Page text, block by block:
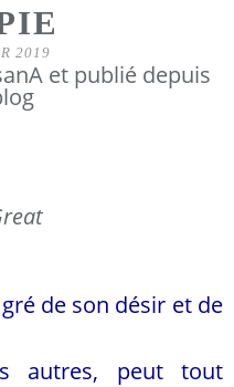
2019
et publié depuis
de son désir et de
autres, peut tout